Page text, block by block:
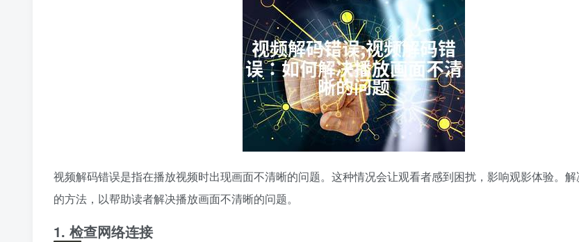
视频解码错误是指在播放视频时出现画面不清晰的问题。这种情况会让观看者感到困扰，影响观影体验。
的方法，以帮助读者解决播放画面不清晰的问题。
1. 检查网络连接